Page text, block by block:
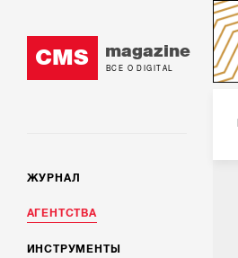
CMS magazine
ВСЕ О DIGITAL
ЖУРНАЛ
АГЕНТСТВА
ИНСТРУМЕНТЫ